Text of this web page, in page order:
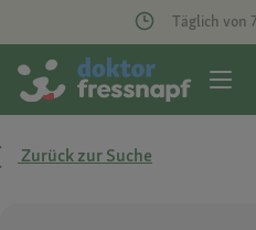
Täglich von
Zurück zur Suche